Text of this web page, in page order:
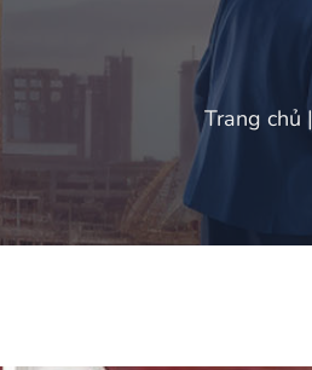
Trang chủ |